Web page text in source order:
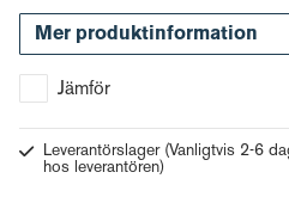
Mer produktinformation
Jämför
Leverantörslager (Vanligtvis 2-6
hos leverantören)